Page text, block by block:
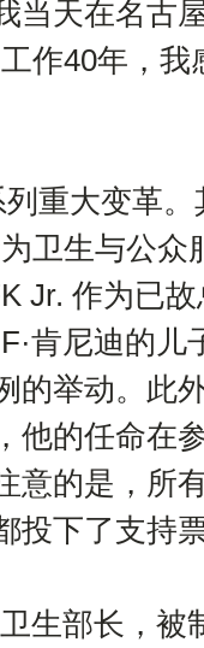
当天在名古
作40年，
重大变革。
卫生与公
Jr. 作为已
肯尼迪的
的举动。此
他的任命在
意的是，所
投下了支持
生部长，